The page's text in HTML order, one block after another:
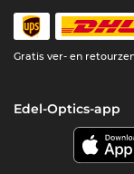
Gratis ver- en
Edel-Optics-app